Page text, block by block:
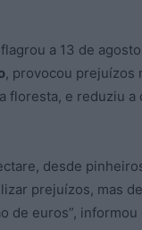
a 13 de
, provocou prejuízos
floresta, e reduziu a
desde
prejuízos, mas
de euros”, informou